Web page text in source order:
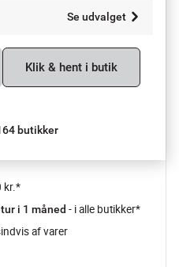
Se udvalget
Klik & hent i butik
butikker
kr.*
i 1 måned - i alle butikker*
af varer